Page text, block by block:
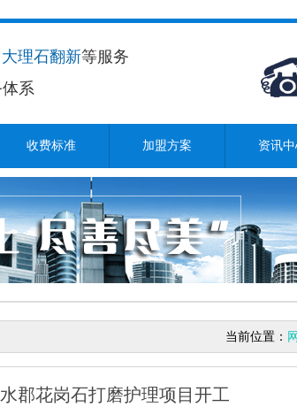
理石翻新等服务
系
收费标准 加盟方案 资讯
当前位置：
郡花岗石打磨护理项目开工